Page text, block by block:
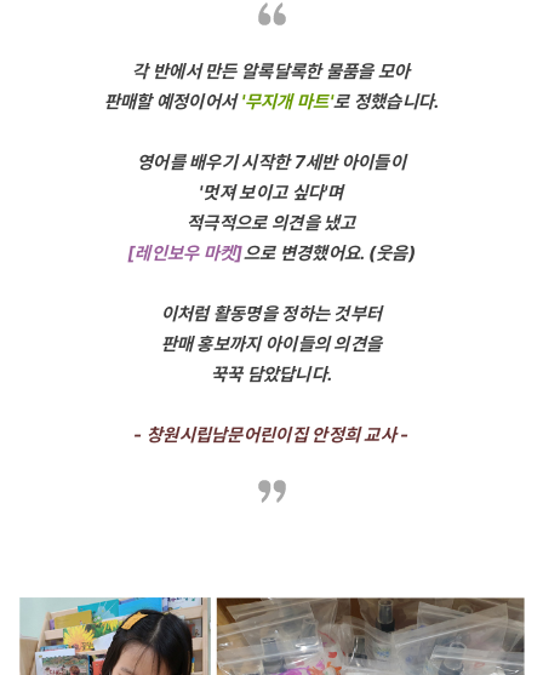
각 반에서 만든 알록달록한 물품을 모아
판매할 예정이어서'무지개 마트'로 정했습니다.
영어를 배우기 시작한 7세반 아이들이
'멋져 보이고 싶다'며
적극적으로 의견을 냈고
[레인보우 마켓]으로 변경했어요. (웃음)
이처럼 활동명을 정하는 것부터
판매 홍보까지 아이들의 의견을
꾹꾹 담았답니다.
- 창원시립남문어린이집 안정희 교사 -